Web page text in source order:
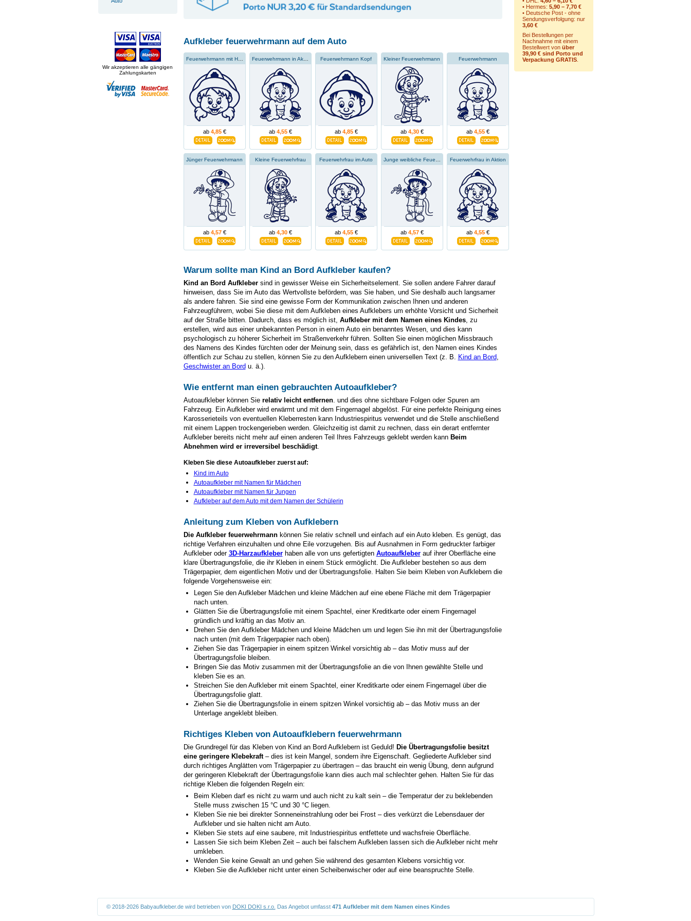
Wir akzeptieren alle gängigen
Zahlungskarten
Aufkleber feuerwehrmann auf dem Auto
Feuerwehrmann mit Helm
ab 4,85€
Feuerwehrmann in Aktion
ab 4,55€
Feuerwehrmann Kopf
ab 4,85€
Kleiner Feuerwehrmann
ab 4,30€
Feuerwehrmann
ab 4,55€
Jünger Feuerwehrmann
ab 4,57€
Kleine Feuerwehrfrau
ab 4,30€
Feuerwehrfrau im Auto
ab 4,55€
Junge weibliche Feuerwehrfrau
ab 4,57€
Feuerwehrfrau in Aktion
ab 4,55€
Warum sollte man Kind an Bord Aufkleber kaufen?
Kind an Bord Aufklebersind in gewisser Weise ein Sicherheitselement. Sie sollen andere Fahrer darauf
hinweisen, dass Sie im Auto das Wertvollste befördern, was Sie haben, und Sie deshalb auch langsamer
als andere fahren. Sie sind eine gewisse Form der Kommunikation zwischen Ihnen und anderen
Fahrzeugführern, wobei Sie diese mit dem Aufkleben eines Aufklebers um erhöhte Vorsicht und Sicherheit
auf der Straße bitten. Dadurch, dass es möglich ist, Aufkleber mit dem Namen eines Kindes, zu
erstellen, wird aus einer unbekannten Person in einem Auto ein benanntes Wesen, und dies kann
psychologisch zu höherer Sicherheit im Straßenverkehr führen. Sollten Sie einen möglichen Missbrauch
des Namens des Kindes fürchten oder der Meinung sein, dass es gefährlich ist, den Namen eines Kindes
öffentlich zur Schau zu stellen, können Sie zu den Aufklebern einen universellen Text (z. B. Kind an Bord,
Geschwister an Bord u. ä.).
Wie entfernt man einen gebrauchten Autoaufkleber?
Autoaufkleber können Sie relativ leicht entfernen. und dies ohne sichtbare Folgen oder Spuren am
Fahrzeug. Ein Aufkleber wird erwärmt und mit dem Fingernagel abgelöst. Für eine perfekte Reinigung eines
Karosserieteils von eventuellen Kleberresten kann Industriespiritus verwendet und die Stelle anschließend
mit einem Lappen trockengerieben werden. Gleichzeitig ist damit zu rechnen, dass ein derart entfernter
Aufkleber bereits nicht mehr auf einen anderen Teil Ihres Fahrzeugs geklebt werden kann Beim
Abnehmen wird er irreversibel beschädigt.
Kleben Sie diese Autoaufkleber zuerst auf:
Kind im Auto
Autoaufkleber mit Namen für Mädchen
Autoaufkleber mit Namen für Jungen
Aufkleber auf dem Auto mit dem Namen der Schülerin
Anleitung zum Kleben von Aufklebern
Die Aufkleber feuerwehrmannkönnen Sie relativ schnell und einfach auf ein Auto kleben. Es genügt, das
richtige Verfahren einzuhalten und ohne Eile vorzugehen. Bis auf Ausnahmen in Form gedruckter farbiger
Aufkleber oder 3D-Harzaufkleberhaben alle von uns gefertigten Autoaufkleberauf ihrer Oberfläche eine
klare Übertragungsfolie, die ihr Kleben in einem Stück ermöglicht. Die Aufkleber bestehen so aus dem
Trägerpapier, dem eigentlichen Motiv und der Übertragungsfolie. Halten Sie beim Kleben von Aufklebern die
folgende Vorgehensweise ein:
Legen Sie den Aufkleber Mädchen und kleine Mädchen auf eine ebene Fläche mit dem Trägerpapier
nach unten.
Glätten Sie die Übertragungsfolie mit einem Spachtel, einer Kreditkarte oder einem Fingernagel
gründlich und kräftig an das Motiv an.
Drehen Sie den Aufkleber Mädchen und kleine Mädchen um und legen Sie ihn mit der Übertragungsfolie
nach unten (mit dem Trägerpapier nach oben).
Ziehen Sie das Trägerpapier in einem spitzen Winkel vorsichtig ab – das Motiv muss auf der
Übertragungsfolie bleiben.
Bringen Sie das Motiv zusammen mit der Übertragungsfolie an die von Ihnen gewählte Stelle und
kleben Sie es an.
Streichen Sie den Aufkleber mit einem Spachtel, einer Kreditkarte oder einem Fingernagel über die
Übertragungsfolie glatt.
Ziehen Sie die Übertragungsfolie in einem spitzen Winkel vorsichtig ab – das Motiv muss an der
Unterlage angeklebt bleiben.
Richtiges Kleben von Autoaufklebern feuerwehrmann
Die Grundregel für das Kleben von Kind an Bord Aufklebern ist Geduld! Die Übertragungsfolie besitzt
eine geringere Klebekraft– dies ist kein Mangel, sondern ihre Eigenschaft. Gegliederte Aufkleber sind
durch richtiges Anglätten vom Trägerpapier zu übertragen – das braucht ein wenig Übung, denn aufgrund
der geringeren Klebekraft der Übertragungsfolie kann dies auch mal schlechter gehen. Halten Sie für das
richtige Kleben die folgenden Regeln ein:
Beim Kleben darf es nicht zu warm und auch nicht zu kalt sein – die Temperatur der zu beklebenden
Stelle muss zwischen 15 °C und 30 °C liegen.
Kleben Sie nie bei direkter Sonneneinstrahlung oder bei Frost – dies verkürzt die Lebensdauer der
Aufkleber und sie halten nicht am Auto.
Kleben Sie stets auf eine saubere, mit Industriespiritus entfettete und wachsfreie Oberfläche.
Lassen Sie sich beim Kleben Zeit – auch bei falschem Aufkleben lassen sich die Aufkleber nicht mehr
umkleben.
Wenden Sie keine Gewalt an und gehen Sie während des gesamten Klebens vorsichtig vor.
Kleben Sie die Aufkleber nicht unter einen Scheibenwischer oder auf eine beanspruchte Stelle.
• Hermes: 5,90 – 7,70 €
• Deutsche Post - ohne
Sendungsverfolgung: nur
3,60 €
Bei Bestellungen per
Nachnahme mit einem
Bestellwert von über
39,90 € sind Porto und
Verpackung GRATIS.
© 2018-2026 Babyaufkleber.de wird betrieben von DOKI DOKI s.r.o. Das Angebot umfasst 471 Aufkleber mit dem Namen eines Kindes